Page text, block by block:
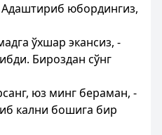
юбордингиз,
ўхшар экансиз, -
Бироздан сўнг
юз минг бераман, -
кални бошига бир